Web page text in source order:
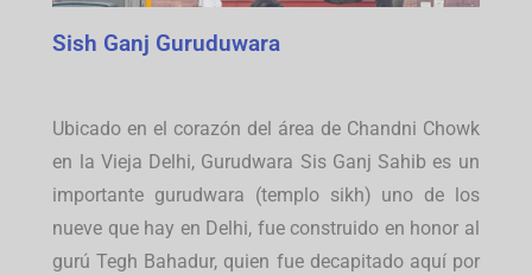
Sish Ganj Guruduwara
Ubicado en el corazón del área de Chandni Chowk
en la Vieja Delhi, Gurudwara Sis Ganj Sahib es un
importante gurudwara (templo sikh) uno de los
nueve que hay en Delhi, fue construido en honor al
gurú Tegh Bahadur, quien fue decapitado aquí por